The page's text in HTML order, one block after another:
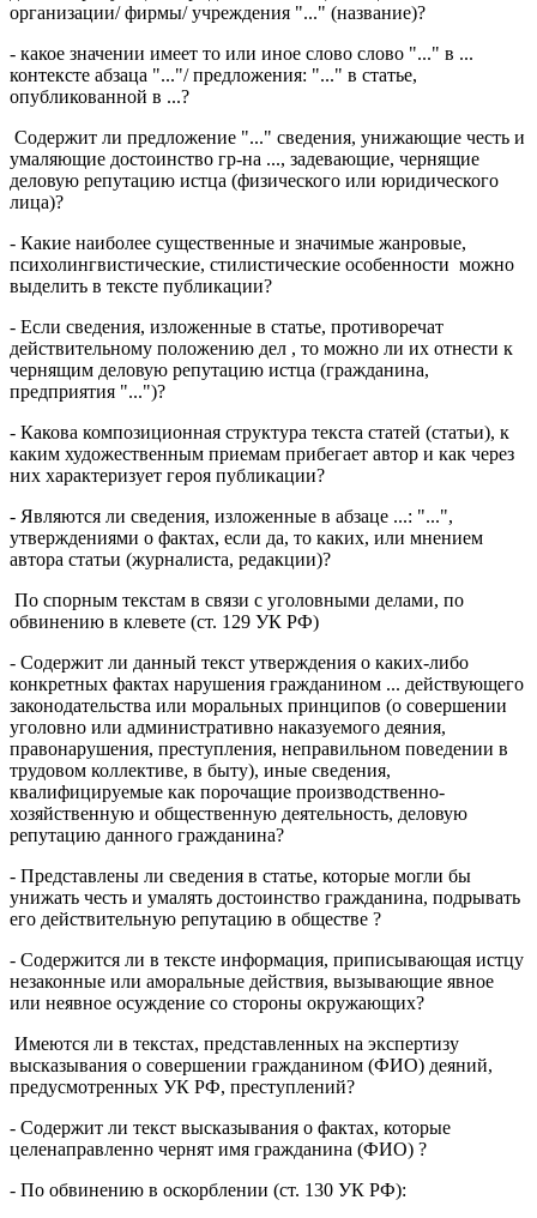
организации/ фирмы/ учреждения "..." (название)?
- какое значении имеет то или иное слово слово "..." в ...
контексте абзаца "..."/ предложения: "..." в статье,
опубликованной в ...?
Содержит ли предложение "..." сведения, унижающие честь и
умаляющие достоинство гр-на ..., задевающие, чернящие
деловую репутацию истца (физического или юридического
лица)?
- Какие наиболее существенные и значимые жанровые,
психолингвистические, стилистические особенности можно
выделить в тексте публикации?
- Если сведения, изложенные в статье, противоречат
действительному положению дел , то можно ли их отнести к
чернящим деловую репутацию истца (гражданина,
предприятия "...")?
- Какова композиционная структура текста статей (статьи), к
каким художественным приемам прибегает автор и как через
них характеризует героя публикации?
- Являются ли сведения, изложенные в абзаце ...: "...",
утверждениями о фактах, если да, то каких, или мнением
автора статьи (журналиста, редакции)?
По спорным текстам в связи с уголовными делами, по
обвинению в клевете (ст. 129 УК РФ)
- Содержит ли данный текст утверждения о каких-либо
конкретных фактах нарушения гражданином ... действующего
законодательства или моральных принципов (о совершении
уголовно или административно наказуемого деяния,
правонарушения, преступления, неправильном поведении в
трудовом коллективе, в быту), иные сведения,
квалифицируемые как порочащие производственно-
хозяйственную и общественную деятельность, деловую
репутацию данного гражданина?
- Представлены ли сведения в статье, которые могли бы
унижать честь и умалять достоинство гражданина, подрывать
его действительную репутацию в обществе ?
- Содержится ли в тексте информация, приписывающая истцу
незаконные или аморальные действия, вызывающие явное
или неявное осуждение со стороны окружающих?
Имеются ли в текстах, представленных на экспертизу
высказывания о совершении гражданином (ФИО) деяний,
предусмотренных УК РФ, преступлений?
- Содержит ли текст высказывания о фактах, которые
целенаправленно чернят имя гражданина (ФИО) ?
- По обвинению в оскорблении (ст. 130 УК РФ):